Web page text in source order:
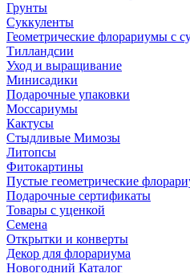
Грунты
Суккуленты
Геометрические флорариумы с
Тилландсии
Уход и выращивание
Минисадики
Подарочные упаковки
Моссариумы
Кактусы
Стыдливые Мимозы
Литопсы
Фитокартины
Пустые геометрические
Подарочные сертификаты
Товары с уценкой
Семена
Открытки и конверты
Декор для флорариума
Новогодний Каталог